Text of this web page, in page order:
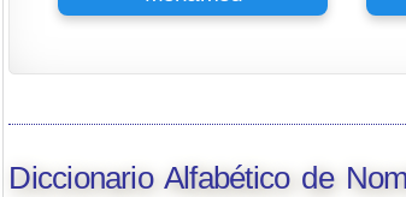
Diccionario Alfabético de